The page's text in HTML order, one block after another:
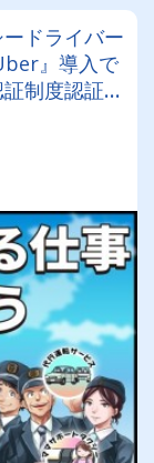
ドライバー
』導入で
制度認証事
仕事スター